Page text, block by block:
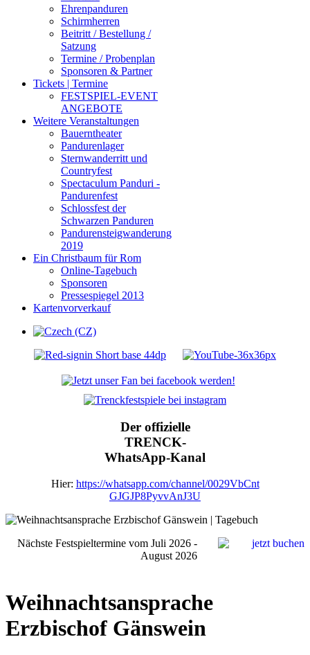
Ehrenpanduren
Schirmherren
Beitritt / Bestellung /
Satzung
Termine / Probenplan
Sponsoren & Partner
Tickets | Termine
FESTSPIEL-EVENT
ANGEBOTE
Weitere Veranstaltungen
Bauerntheater
Pandurenlager
Sternwanderritt und
Countryfest
Spectaculum Panduri -
Pandurenfest
Schlossfest der
Schwarzen Panduren
Pandurensteigwanderung
2019
Ein Christbaum für Rom
Online-Tagebuch
Sponsoren
Pressespiegel 2013
Kartenvorverkauf
Der offizielle
TRENCK-
WhatsApp-Kanal
Hier: https://whatsapp.com/channel/0029VbCnt
GJGJP8PyvvAnJ3U
Nächste Festspieltermine vom Juli 2026 -
August 2026
Weihnachtsansprache
Erzbischof Gänswein